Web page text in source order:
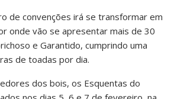
de convenções irá se transformar em
onde vão se apresentar mais de 30
e Garantido, cumprindo uma
de toadas por dia.
dos bois, os Esquentas do